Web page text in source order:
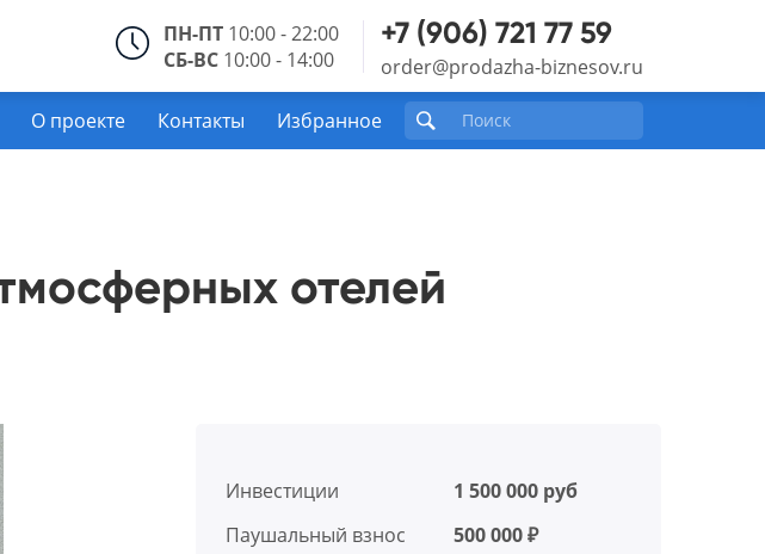
ПН-ПТ 10:00 - 22:00
СБ-ВС 10:00 - 14:00
+7 (906) 721 77 59
order@prodazha-biznesov.ru
О проекте Контакты Избранное
отелей
Инвестиции
1 500 000 руб
Паушальный взнос
500 000 ₽